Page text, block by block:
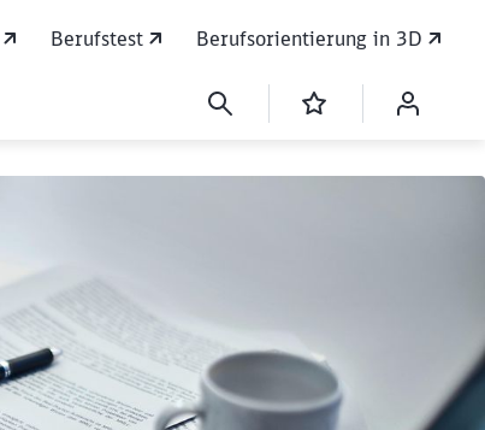
Berufstest Berufsorientierung in 3D